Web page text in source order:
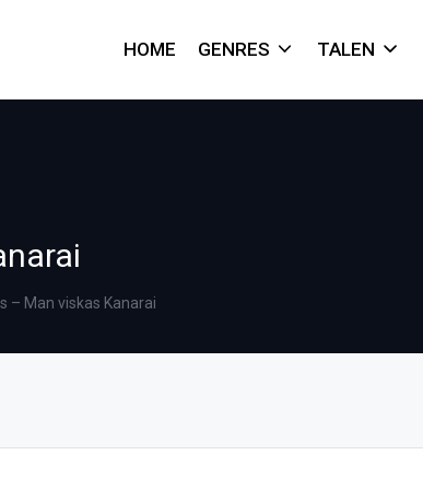
HOME GENRES TALEN
– Man viskas Kanarai